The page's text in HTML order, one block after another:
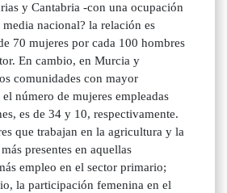
y Cantabria -con una ocupación
nacional? la relación es
70 mujeres por cada 100 hombres
En cambio, en Murcia y
comunidades con mayor
número de mujeres empleadas
es de 34 y 10, respectivamente.
que trabajan en la agricultura y la
presentes en aquellas
empleo en el sector primario;
la participación femenina en el